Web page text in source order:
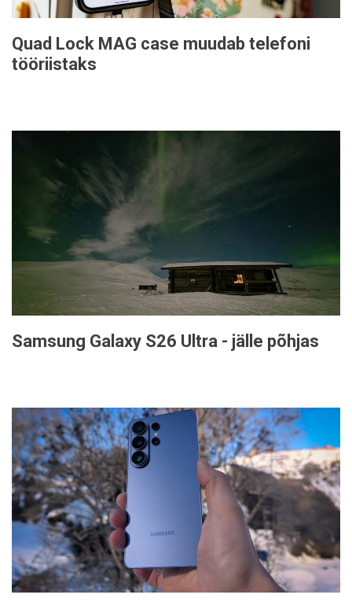
Quad Lock MAG case muudab telefoni
tööriistaks
Samsung Galaxy S26 Ultra - jälle põhjas